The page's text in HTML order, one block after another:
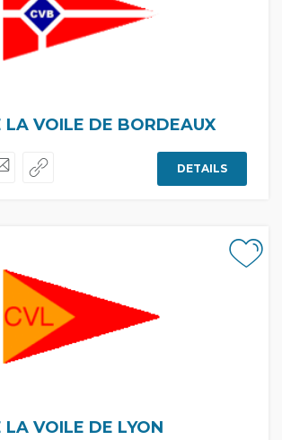
LA VOILE DE BORDEAUX
DETAILS
LA VOILE DE LYON